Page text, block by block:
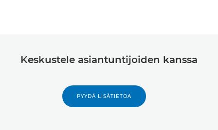
Keskustele asiantuntijoiden kanssa
PYYDÄ LISÄTIETOA